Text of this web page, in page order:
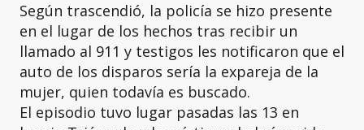
Según trascendió, la policía se hizo presente
en el lugar de los hechos tras recibir un
llamado al 911 y testigos les notificaron que el
auto de los disparos sería la expareja de la
mujer, quien todavía es buscado.
El episodio tuvo lugar pasadas las 13 en